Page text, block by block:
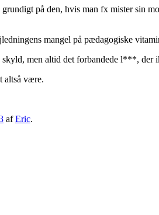
på den, hvis man fx mister sin
mangel på pædagogiske
skyld, men altid det forbandede l***, der
altså være.
afEric.